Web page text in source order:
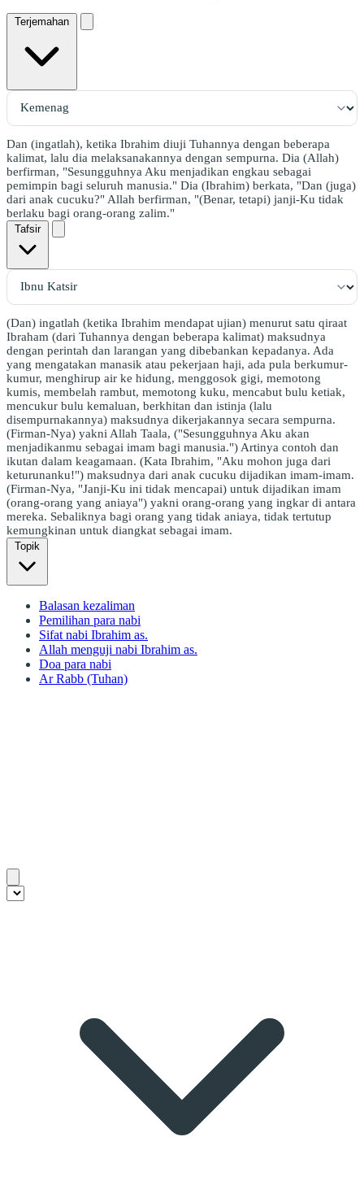
Terjemahan
Dan (ingatlah), ketika Ibrahim diuji Tuhannya dengan beberapa
kalimat, lalu dia melaksanakannya dengan sempurna. Dia (Allah)
berfirman, "Sesungguhnya Aku menjadikan engkau sebagai
pemimpin bagi seluruh manusia." Dia (Ibrahim) berkata, "Dan (juga)
dari anak cucuku?" Allah berfirman, "(Benar, tetapi) janji-Ku tidak
berlaku bagi orang-orang zalim."
Tafsir
(Dan) ingatlah (ketika Ibrahim mendapat ujian) menurut satu qiraat
Ibraham (dari Tuhannya dengan beberapa kalimat) maksudnya
dengan perintah dan larangan yang dibebankan kepadanya. Ada
yang mengatakan manasik atau pekerjaan haji, ada pula berkumur-
kumur, menghirup air ke hidung, menggosok gigi, memotong
kumis, membelah rambut, memotong kuku, mencabut bulu ketiak,
mencukur bulu kemaluan, berkhitan dan istinja (lalu
disempurnakannya) maksudnya dikerjakannya secara sempurna.
(Firman-Nya) yakni Allah Taala, ("Sesungguhnya Aku akan
menjadikanmu sebagai imam bagi manusia.") Artinya contoh dan
ikutan dalam keagamaan. (Kata Ibrahim, "Aku mohon juga dari
keturunanku!") maksudnya dari anak cucuku dijadikan imam-imam.
(Firman-Nya, "Janji-Ku ini tidak mencapai) untuk dijadikan imam
(orang-orang yang aniaya") yakni orang-orang yang ingkar di antara
mereka. Sebaliknya bagi orang yang tidak aniaya, tidak tertutup
kemungkinan untuk diangkat sebagai imam.
Topik
Balasan kezaliman
Pemilihan para nabi
Sifat nabi Ibrahim as.
Allah menguji nabi Ibrahim as.
Doa para nabi
Ar Rabb (Tuhan)